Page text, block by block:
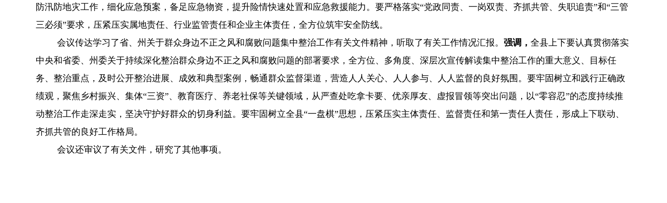
防汛防地灾工作，细化应急预案，备足应急物资，提升险情快速处置和应急救援能力。要严格落实“党政同责、一岗双责、齐抓共管、失职追责”和“三管
三必须”要求，压紧压实属地责任、行业监管责任和企业主体责任，全方位筑牢安全防线。
会议传达学习了省、州关于群众身边不正之风和腐败问题集中整治工作有关文件精神，听取了有关工作情况汇报。 强调， 全县上下要认真贯彻落实
中央和省委、州委关于持续深化整治群众身边不正之风和腐败问题的部署要求，全方位、多角度、深层次宣传解读集中整治工作的重大意义、目标任
务、整治重点，及时公开整治进展、成效和典型案例，畅通群众监督渠道，营造人人关心、人人参与、人人监督的良好氛围。要牢固树立和践行正确政
绩观，聚焦乡村振兴、集体“三资”、教育医疗、养老社保等关键领域，从严查处吃拿卡要、优亲厚友、虚报冒领等突出问题，以“零容忍”的态度持续推
动整治工作走深走实，坚决守护好群众的切身利益。要牢固树立全县“一盘棋”思想，压紧压实主体责任、监督责任和第一责任人责任，形成上下联动、
齐抓共管的良好工作格局。
会议还审议了有关文件，研究了其他事项。